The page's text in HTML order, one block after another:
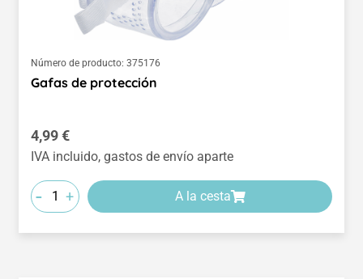
Número de producto: 375176
Gafas de protección
Precio normal:
4,99 €
IVA incluido, gastos de envío aparte
- + A la cesta